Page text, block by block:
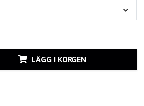
LÄGG I KORGEN